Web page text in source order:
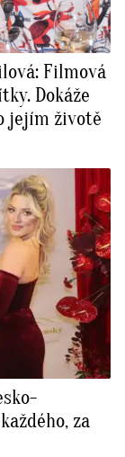
Filmová
Dokáže
jejím životě
za